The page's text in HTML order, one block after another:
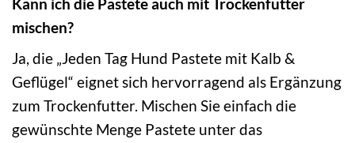
mischen?
Ja, die „Jeden Tag Hund Pastete mit Kalb &
Geflügel“ eignet sich hervorragend als Ergänzung
zum Trockenfutter. Mischen Sie einfach die
gewünschte Menge Pastete unter das